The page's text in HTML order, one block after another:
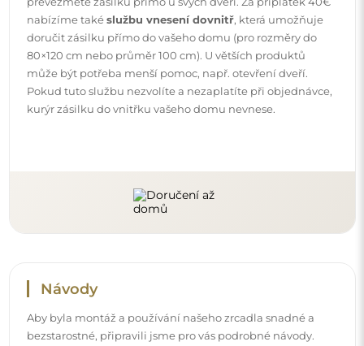
bezstarostné, připravili jsme pro vás podrobné návody.
Najdete v nich všechny kroky nezbytné ke správné
montáži zrcadla, a také rady týkající se jeho péče, čištění a
údržby, abyste se mohli dlouho těšit z jeho bezvadného
vzhledu.
Prohlédněte si návody k montáži a použití.
Buďte v obraze s našimi novinkami, inspiracemi a
na krásné interiéry. Připojte se k naší komunitě a